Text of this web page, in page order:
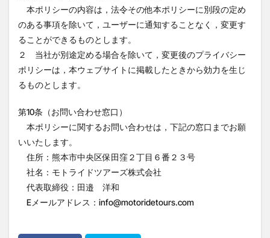
本ポリシーの内容は，法令その他本ポリシーに別段の定め
のある事項を除いて，ユーザーに通知することなく，変更す
ることができるものとします。
２ 当社が別途定める場合を除いて，変更後のプライバシー
ポリシーは，本ウェブサイトに掲載したときから効力を生じ
るものとします。
第10条（お問い合わせ窓口）
本ポリシーに関するお問い合わせは，下記の窓口までお願
いいたします。
住所：熊本市中央区保田窪２丁目６番２３号
社名：モトライドツアーズ株式会社
代表取締役：田邉 洋和
Eメールアドレス：info@motoridetours.com